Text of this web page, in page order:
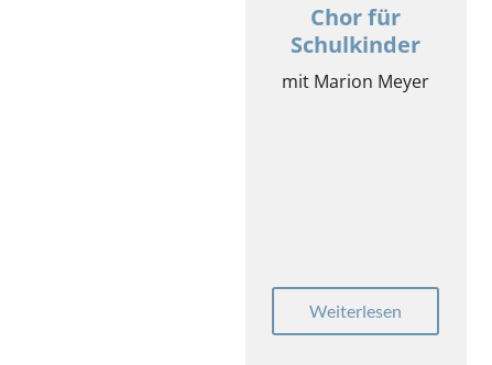
Chor für
Schulkinder
mit Marion Meyer
Weiterlesen